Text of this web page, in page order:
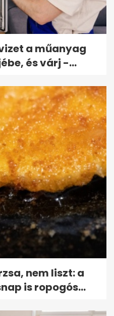
a műanyag
és várj -...
nem liszt: a
is ropogós...